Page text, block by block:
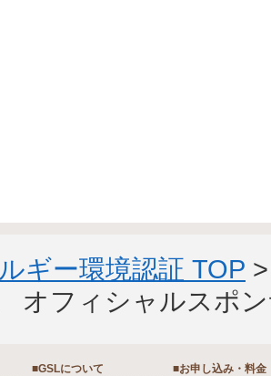
ギー環境認証 TOP
オフィシャルスポン
■GSLについて ■お申し込み・料金